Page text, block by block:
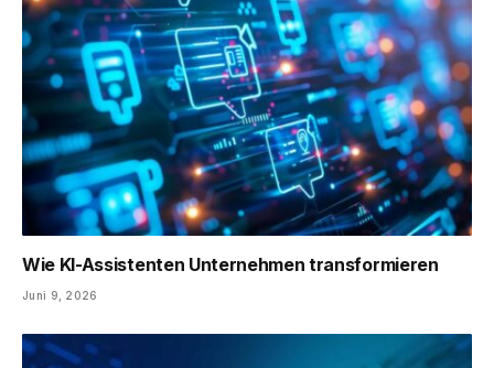
Wie KI-Assistenten Unternehmen transformieren
Juni 9, 2026